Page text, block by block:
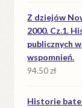
Z dziejów
2000. Cz.1.
publicznych
wspomnień.
94.50zł
Historie